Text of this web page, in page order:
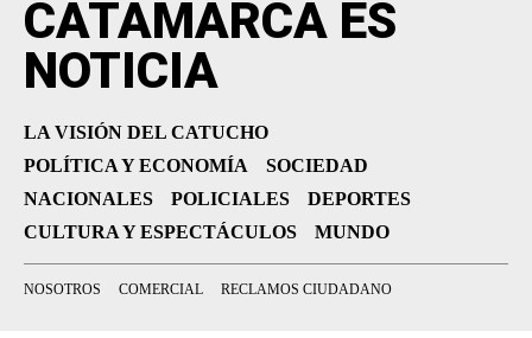
CATAMARCA ES
NOTICIA
LA VISIÓN DEL CATUCHO
POLÍTICA Y ECONOMÍA
SOCIEDAD
NACIONALES
POLICIALES
DEPORTES
CULTURA Y ESPECTÁCULOS
MUNDO
NOSOTROS COMERCIAL RECLAMOS CIUDADANO